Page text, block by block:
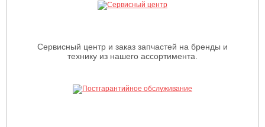
Сервисный центр и заказ запчастей на бренды и
технику из нашего ассортимента.